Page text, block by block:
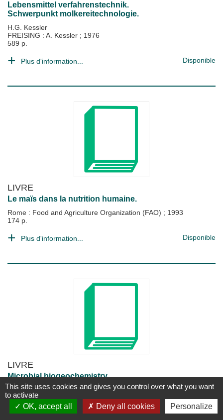
Lebensmittel verfahrenstechnik.
Schwerpunkt molkereitechnologie.
H.G. Kessler
FREISING : A. Kessler ; 1976
589 p.
Plus d'information... Disponible
LIVRE
Le maïs dans la nutrition humaine.
Rome : Food and Agriculture Organization (FAO) ; 1993
174 p.
Plus d'information... Disponible
LIVRE
Microbial biogeochemistry.
James E. Zajic
New York : Academic Press;1969
345 p.
This site uses cookies and gives you control over what you want
to activate
OK, accept all
Deny all cookies Personalize